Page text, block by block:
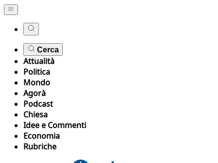
Cerca
Attualità
Politica
Mondo
Agorà
Podcast
Chiesa
Idee e Commenti
Economia
Rubriche